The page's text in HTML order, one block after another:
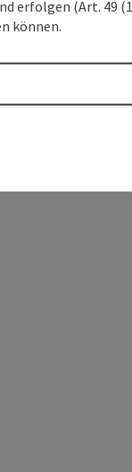
erfolgen (Art. 49
können.